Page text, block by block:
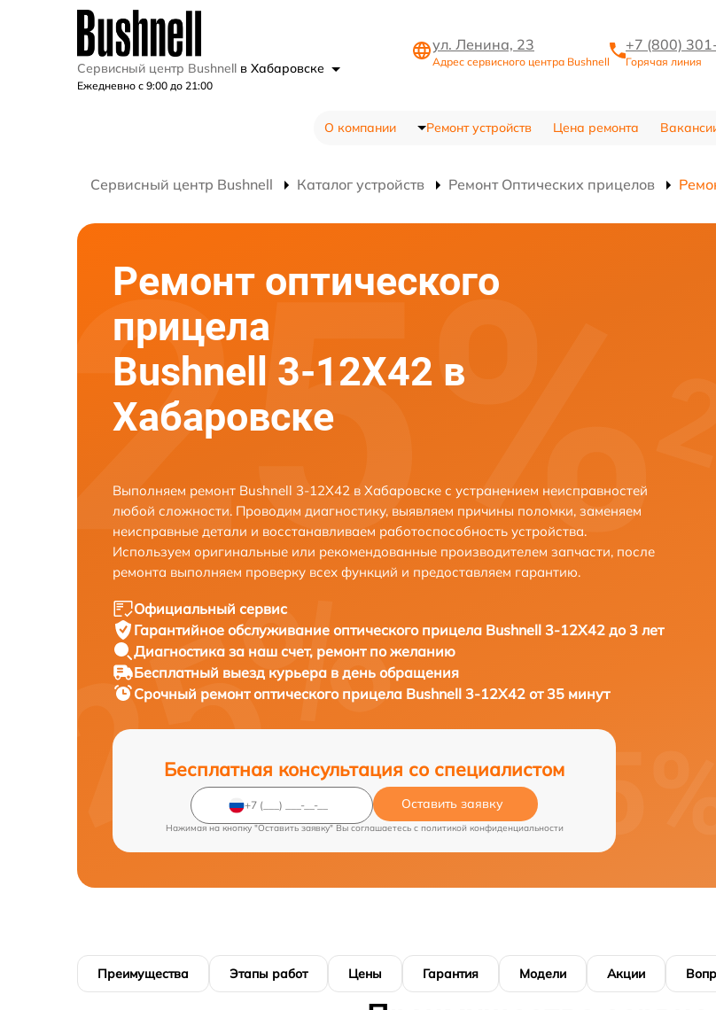
Сервисный центр Bushnell в Хабаровске
Ежедневно с 9:00 до 21:00
ул. Ленина, 23
Адрес сервисного центра Bushnell
+7 (800)
Горячая линия
О компании Ремонт устройств Цена ремонта
Сервисный центр Bushnell Каталог устройств Ремонт Оптических прицелов
Ремонт оптического
прицела
Bushnell 3-12X42 в
Хабаровске
Выполняем ремонт Bushnell 3-12X42 в Хабаровске с устранением неисправностей
любой сложности. Проводим диагностику, выявляем причины поломки, заменяем
неисправные детали и восстанавливаем работоспособность устройства.
Используем оригинальные или рекомендованные производителем запчасти, после
ремонта выполняем проверку всех функций и предоставляем гарантию.
Официальный сервис
Гарантийное обслуживание оптического прицела Bushnell 3-12X42 до 3 лет
Диагностика за наш счет, ремонт по желанию
Бесплатный выезд курьера в день обращения
Срочный ремонтоптического прицела Bushnell 3-12X42 от 35 минут
Бесплатная консультация со специалистом
Оставить заявку
Нажимая на кнопку "Оставить заявку" Вы соглашаетесь c политикой конфиденциальности
Преимущества Этапы работ Цены Гарантия Модели Акции